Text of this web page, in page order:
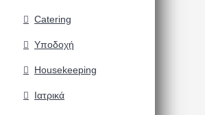
Catering
Υποδοχή
Housekeeping
Ιατρικά